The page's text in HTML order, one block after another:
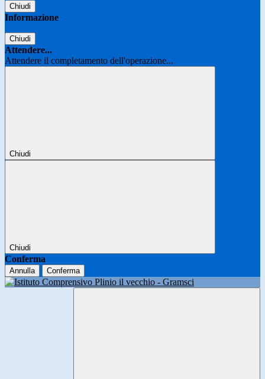
Chiudi
Informazione
Chiudi
Attendere...
Attendere il completamento dell'operazione...
Chiudi
Chiudi
Conferma
Annulla Conferma